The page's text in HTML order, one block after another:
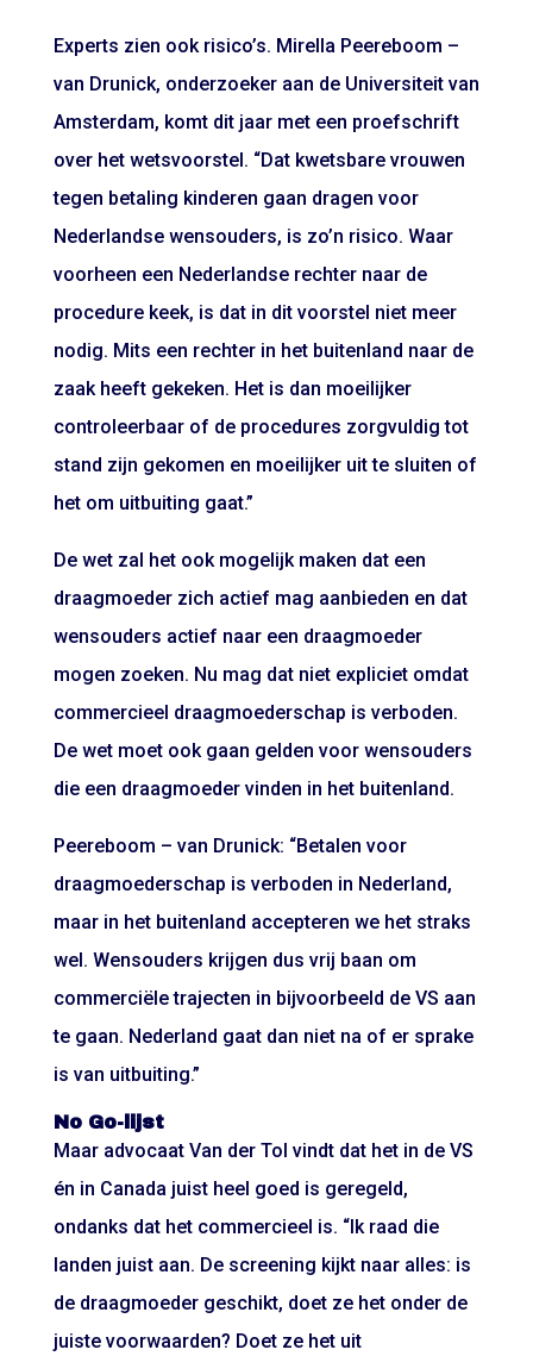
Experts zien ook risico’s. Mirella Peereboom –
van Drunick, onderzoeker aan de Universiteit van
Amsterdam, komt dit jaar met een proefschrift
over het wetsvoorstel. “Dat kwetsbare vrouwen
tegen betaling kinderen gaan dragen voor
Nederlandse wensouders, is zo’n risico. Waar
voorheen een Nederlandse rechter naar de
procedure keek, is dat in dit voorstel niet meer
nodig. Mits een rechter in het buitenland naar de
zaak heeft gekeken. Het is dan moeilijker
controleerbaar of de procedures zorgvuldig tot
stand zijn gekomen en moeilijker uit te sluiten of
het om uitbuiting gaat.”
De wet zal het ook mogelijk maken dat een
draagmoeder zich actief mag aanbieden en dat
wensouders actief naar een draagmoeder
mogen zoeken. Nu mag dat niet expliciet omdat
commercieel draagmoederschap is verboden.
De wet moet ook gaan gelden voor wensouders
die een draagmoeder vinden in het buitenland.
Peereboom – van Drunick: “Betalen voor
draagmoederschap is verboden in Nederland,
maar in het buitenland accepteren we het straks
wel. Wensouders krijgen dus vrij baan om
commerciële trajecten in bijvoorbeeld de VS aan
te gaan. Nederland gaat dan niet na of er sprake
is van uitbuiting.”
No Go-lijst
Maar advocaat Van der Tol vindt dat het in de VS
én in Canada juist heel goed is geregeld,
ondanks dat het commercieel is. “Ik raad die
landen juist aan. De screening kijkt naar alles: is
de draagmoeder geschikt, doet ze het onder de
juiste voorwaarden? Doet ze het uit